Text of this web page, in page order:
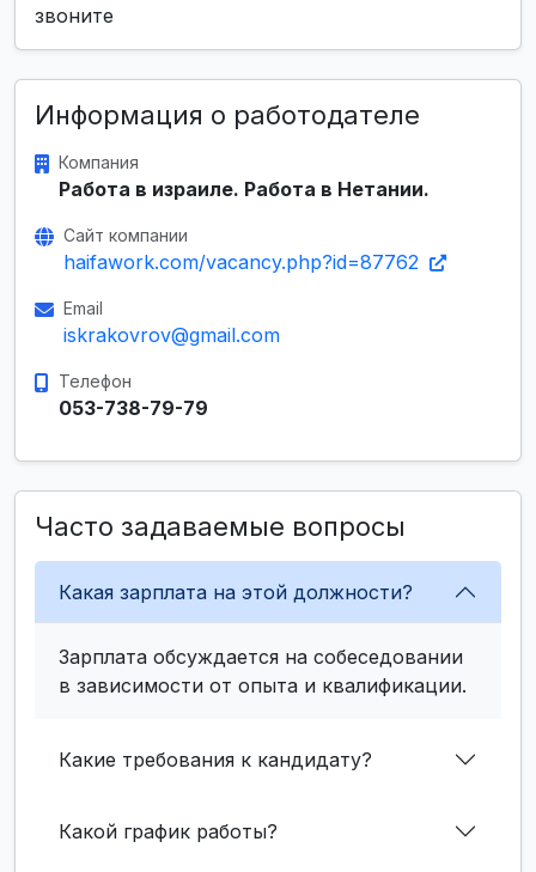
звоните
Информация о работодателе
Компания
Работа в израиле. Работа в Нетании.
Сайт компании
haifawork.com/vacancy.php?id=87762
Email
iskrakovrov@gmail.com
Телефон
053-738-79-79
Часто задаваемые вопросы
Какая зарплата на этой должности?
Зарплата обсуждается на собеседовании
в зависимости от опыта и квалификации.
Какие требования к кандидату?
Какой график работы?